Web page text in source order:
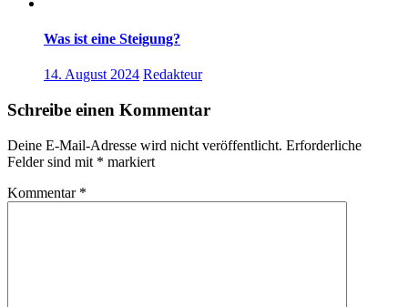
Was ist eine Steigung?
14. August 2024 Redakteur
Schreibe einen Kommentar
Deine E-Mail-Adresse wird nicht veröffentlicht. Erforderliche
Felder sind mit * markiert
Kommentar *